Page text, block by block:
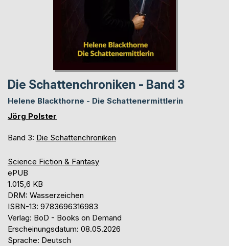
Die Schattenchroniken - Band 3
Helene Blackthorne - Die Schattenermittlerin
Jörg Polster
Band 3: Die Schattenchroniken
Science Fiction & Fantasy
ePUB
1.015,6 KB
DRM: Wasserzeichen
ISBN-13: 9783696316983
Verlag: BoD - Books on Demand
Erscheinungsdatum: 08.05.2026
Sprache: Deutsch